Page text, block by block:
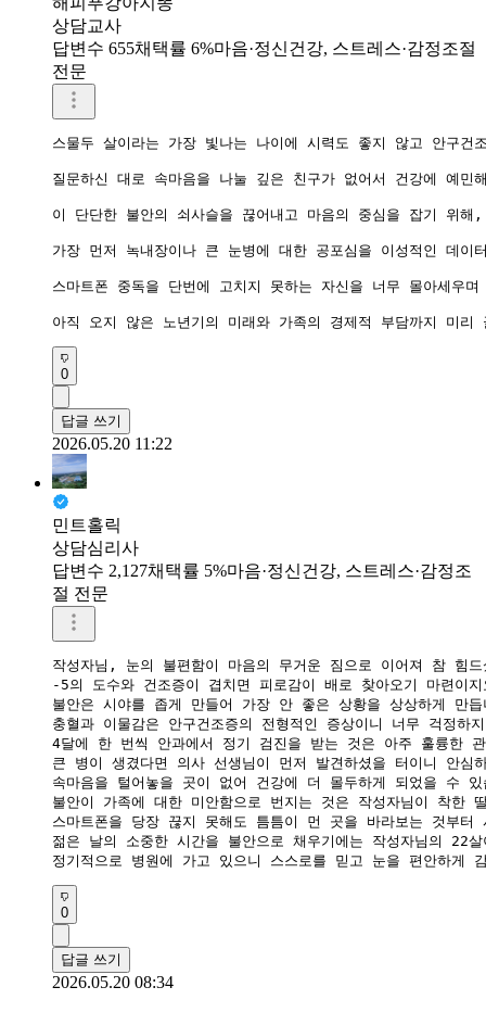
상담교사
답변수 655채택률 6%마음·정신건강, 스트레스·감정조절
전문
스물두 살이라는 가장 빛나는 나이에 시력도 좋지 않고 안구
질문하신 대로 속마음을 나눌 깊은 친구가 없어서 건강에 예
이 단단한 불안의 쇠사슬을 끊어내고 마음의 중심을 잡기 위
가장 먼저 녹내장이나 큰 눈병에 대한 공포심을 이성적인 데
스마트폰 중독을 단번에 고치지 못하는 자신을 너무 몰아세
0
답글 쓰기
2026.05.20 11:22
민트홀릭
상담심리사
답변수 2,127채택률 5%마음·정신건강, 스트레스·감정조
절 전문
작성자님, 눈의 불편함이 마음의 무거운 짐으로 이어져 참 힘드
​-5의 도수와 건조증이 겹치면 피로감이 배로 찾아오기 마련이
불안은 시야를 좁게 만들어 가장 안 좋은 상황을 상상하게 만
충혈과 이물감은 안구건조증의 전형적인 증상이니 너무 걱정하
​4달에 한 번씩 안과에서 정기 검진을 받는 것은 아주 훌륭한
큰 병이 생겼다면 의사 선생님이 먼저 발견하셨을 터이니 안심
속마음을 털어놓을 곳이 없어 건강에 더 몰두하게 되었을 수
불안이 가족에 대한 미안함으로 번지는 것은 작성자님이 착한
스마트폰을 당장 끊지 못해도 틈틈이 먼 곳을 바라보는 것부터
젊은 날의 소중한 시간을 불안으로 채우기에는 작성자님의 22
정기적으로 병원에 가고 있으니 스스로를 믿고 눈을 편안하게
0
답글 쓰기
2026.05.20 08:34